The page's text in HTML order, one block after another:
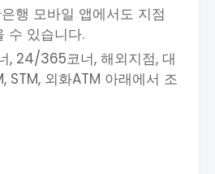
행 모바일 앱에서도 지점
수 있습니다.
, 24/365코너, 해외지점, 대
STM, 외화ATM 아래에서 조